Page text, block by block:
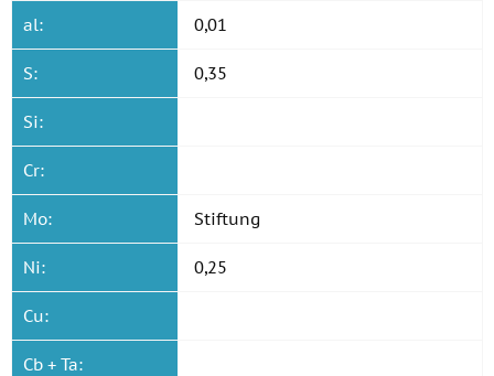
al: 0,01
S: 0,35
Si:
Cr:
Mo: Stiftung
Ni: 0,25
Cu:
Cb + Ta: